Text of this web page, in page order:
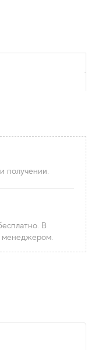
получении.
В
менеджером.